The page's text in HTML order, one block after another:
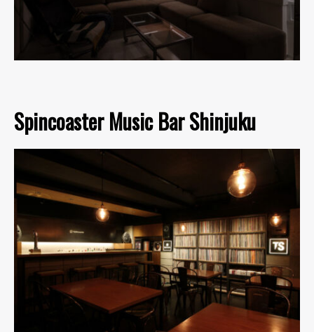
Spincoaster Music Bar Shinjuku